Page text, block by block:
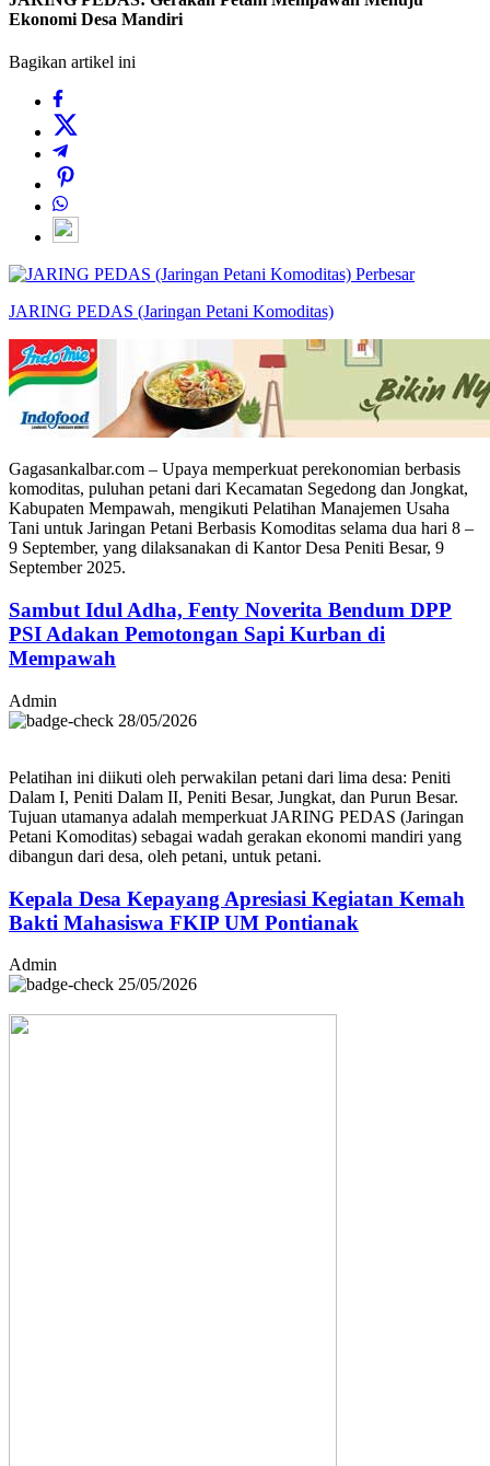
Ekonomi Desa Mandiri
Bagikan artikel ini
Perbesar
JARING PEDAS (Jaringan Petani Komoditas)
Gagasankalbar.com – Upaya memperkuat perekonomian berbasis
komoditas, puluhan petani dari Kecamatan Segedong dan Jongkat,
Kabupaten Mempawah, mengikuti Pelatihan Manajemen Usaha
Tani untuk Jaringan Petani Berbasis Komoditas selama dua hari 8 –
9 September, yang dilaksanakan di Kantor Desa Peniti Besar, 9
September 2025.
Sambut Idul Adha, Fenty Noverita Bendum DPP
PSI Adakan Pemotongan Sapi Kurban di
Mempawah
Admin
28/05/2026
Pelatihan ini diikuti oleh perwakilan petani dari lima desa: Peniti
Dalam I, Peniti Dalam II, Peniti Besar, Jungkat, dan Purun Besar.
Tujuan utamanya adalah memperkuat JARING PEDAS (Jaringan
Petani Komoditas) sebagai wadah gerakan ekonomi mandiri yang
dibangun dari desa, oleh petani, untuk petani.
Kepala Desa Kepayang Apresiasi Kegiatan Kemah
Bakti Mahasiswa FKIP UM Pontianak
Admin
25/05/2026